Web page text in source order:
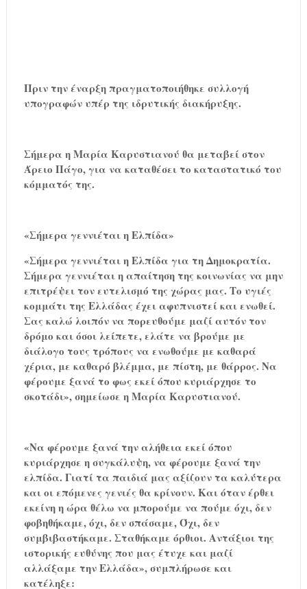
Πριν την έναρξη πραγματοποιήθηκε συλλογή
υπογραφών υπέρ της ιδρυτικής διακήρυξης.
Σήμερα η Μαρία Καρυστιανού θα μεταβεί στον
Άρειο Πάγο, για να καταθέσει το καταστατικό του
κόμματός της.
«Σήμερα γεννιέται η Ελπίδα»
«Σήμερα γεννιέται η Ελπίδα για τη Δημοκρατία.
Σήμερα γεννιέται η απαίτηση της κοινωνίας να μην
επιτρέψει τον ευτελισμό της χώρας μας. Το υγιές
κομμάτι της Ελλάδας έχει αφυπνιστεί και ενωθεί.
Σας καλώ λοιπόν να πορευθούμε μαζί αυτόν τον
δρόμο και όσοι λείπετε, ελάτε να βρούμε με
διάλογο τους τρόπους να ενωθούμε με καθαρά
χέρια, με καθαρό βλέμμα, με πίστη, με θάρρος. Να
φέρουμε ξανά το φως εκεί όπου κυριάρχησε το
σκοτάδι», σημείωσε η Μαρία Καρυστιανού.
«Να φέρουμε ξανά την αλήθεια εκεί όπου
κυριάρχησε η συγκάλυψη, να φέρουμε ξανά την
ελπίδα. Γιατί τα παιδιά μας αξίζουν τα καλύτερα
και οι επόμενες γενιές θα κρίνουν. Και όταν έρθει
εκείνη η ώρα θέλω να μπορούμε να πούμε όχι, δεν
φοβηθήκαμε, όχι, δεν σπάσαμε, Όχι, δεν
συμβιβαστήκαμε. Σταθήκαμε όρθιοι. Αντάξιοι της
ιστορικής ευθύνης που μας έτυχε και μαζί
αλλάξαμε την Ελλάδα», συμπλήρωσε και
κατέληξε: